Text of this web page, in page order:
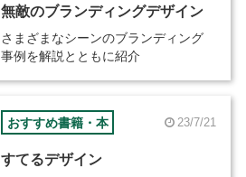
無敵のブランディングデザイン
さまざまなシーンのブランディング
事例を解説とともに紹介
おすすめ書籍・本 23/7/21
すてるデザイン